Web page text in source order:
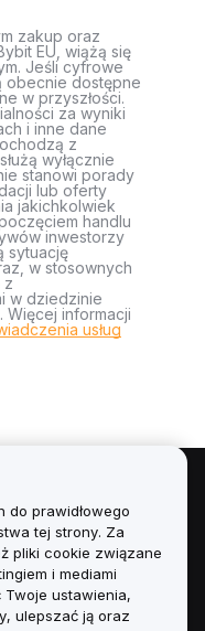
zakup oraz
EU, wiążą się
Jeśli cyfrowe
obecnie dostępne
w przyszłości.
za wyniki
i inne dane
z
wyłącznie
stanowi porady
lub oferty
jakichkolwiek
handlu
inwestorzy
sytuację
w stosownych
z
w dziedzinie
informacji
usług
do prawidłowego
tej strony. Za
pliki cookie związane
i mediami
Twoje ustawienia,
ulepszać ją oraz